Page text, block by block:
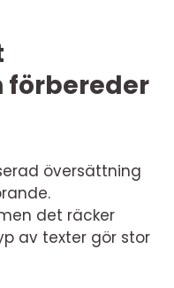
förbereder
översättning
det räcker
av texter gör stor